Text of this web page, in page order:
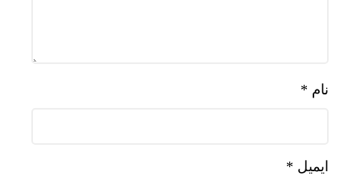
نام *
ایمیل *